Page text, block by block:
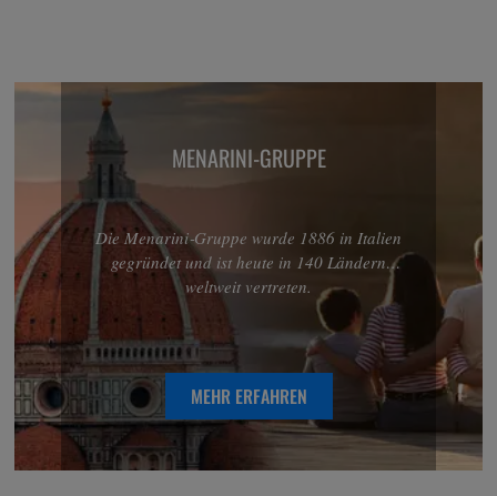
MENARINI-GRUPPE
Die Menarini‑Gruppe wurde 1886 in Italien
gegründet und ist heute in 140 Ländern
weltweit vertreten.
MEHR ERFAHREN